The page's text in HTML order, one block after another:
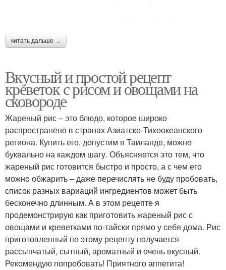
читать дальше →
Вкусный и простой рецепт
креветок с рисом и овощами на
сковороде
Жареный рис – это блюдо, которое широко
распространено в странах Азиатско-Тихоокеанского
региона. Купить его, допустим в Таиланде, можно
буквально на каждом шагу. Объясняется это тем, что
жареный рис готовится быстро и просто, а с чем его
можно обжарить – даже перечислять не буду пробовать,
список разных вариаций ингредиентов может быть
бесконечно длинным. А в этом рецепте я
продемонстрирую как приготовить жареный рис с
овощами и креветками по-тайски прямо у себя дома. Рис
приготовленный по этому рецепту получается
рассыпчатый, сытный, ароматный и очень вкусный.
Рекомендую попробовать! Приятного аппетита!